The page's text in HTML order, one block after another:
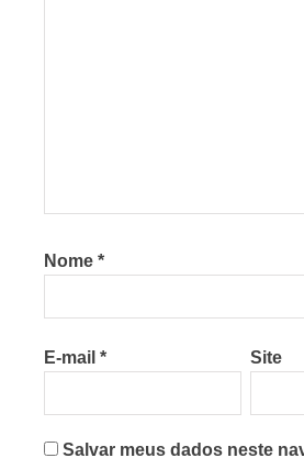
Nome *
E-mail * Site
Salvar meus dados neste